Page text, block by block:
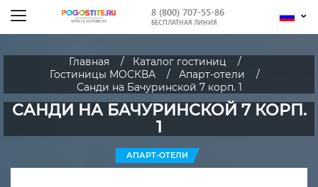
8 (800) 707-55-86
БЕСПЛАТНАЯ ЛИНИЯ
Главная
Каталог гостиниц
Гостиницы МОСКВА
Апарт-отели
Санди на Бачуринской 7 корп. 1
САНДИ НА БАЧУРИНСКОЙ 7 КОРП.
1
АПАРТ-ОТЕЛИ